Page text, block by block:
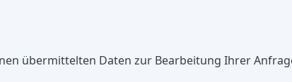
übermittelten Daten zur Bearbeitung Ihrer